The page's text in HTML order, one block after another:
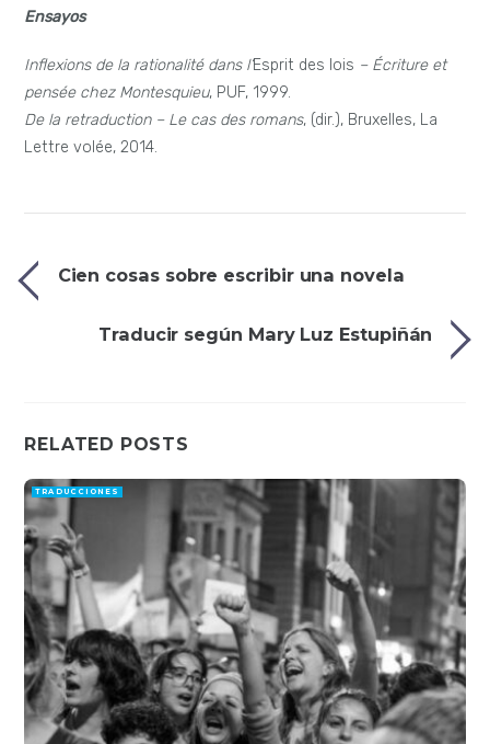
Ensayos
Inflexions de la rationalité dans l’Esprit des lois – Écriture et
pensée chez Montesquieu, PUF, 1999.
De la retraduction – Le cas des romans, (dir.), Bruxelles, La
Lettre volée, 2014.
Cien cosas sobre escribir una novela
Traducir según Mary Luz Estupiñán
RELATED POSTS
TRADUCCIONES